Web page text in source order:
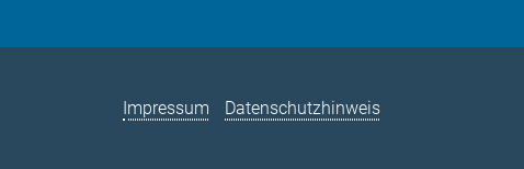
Impressum Datenschutzhinweis